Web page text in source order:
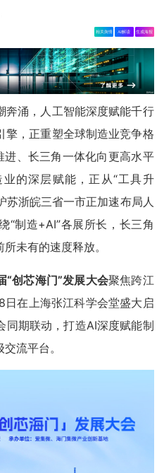
相关舆情 AI解读 生成海报
奔涌，人工智能深度赋能千行
擎，正重塑全球制造业竞争格
进、长三角一体化向更高水平
的深层赋能，正从“工具升
苏浙皖三省一市正加速布局人
“制造+AI”各展所长，长三角
未有的速度释放。
“创芯海门”发展大会聚焦跨江
在上海张江科学会堂盛大启
同期联动，打造AI深度赋能制
流平台。